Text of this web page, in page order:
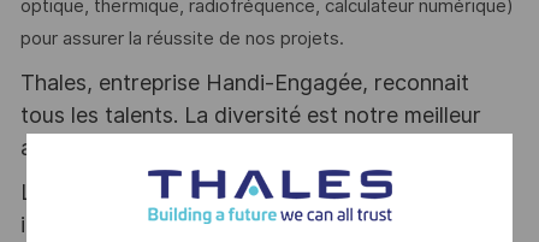
optique, thermique, radiofréquence, calculateur numérique)
pour assurer la réussite de nos projets.
Thales, entreprise Handi-Engagée, reconnait
tous les talents. La diversité est notre meilleur
atout. Postulez et rejoignez nous !
Le poste pouvant nécessiter d'accéder à des
informations relevant du secret de la défense